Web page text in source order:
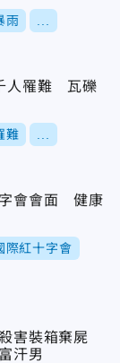
雨
人罹難 瓦礫
難
字會會面 健康
際紅十字會
害裝箱棄屍
汗男